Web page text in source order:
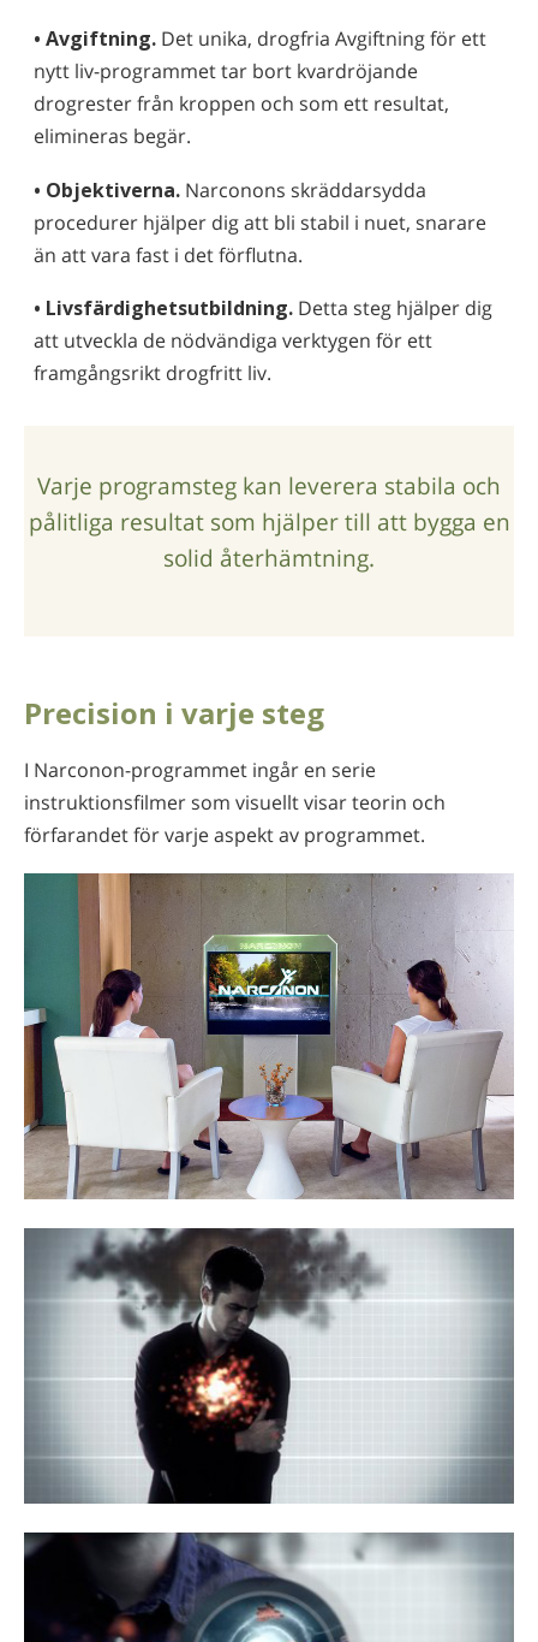
• Avgiftning. Det unika, drogfria Avgiftning för ett
nytt liv-programmet tar bort kvardröjande
drogrester från kroppen och som ett resultat,
elimineras begär.
• Objektiverna. Narconons skräddarsydda
procedurer hjälper dig att bli stabil i nuet, snarare
än att vara fast i det förflutna.
• Livsfärdighetsutbildning. Detta steg hjälper dig
att utveckla de nödvändiga verktygen för ett
framgångsrikt drogfritt liv.
Varje programsteg kan leverera stabila och
pålitliga resultat som hjälper till att bygga en
solid återhämtning.
Precision i varje steg
I Narconon-programmet ingår en serie
instruktionsfilmer som visuellt visar teorin och
förfarandet för varje aspekt av programmet.